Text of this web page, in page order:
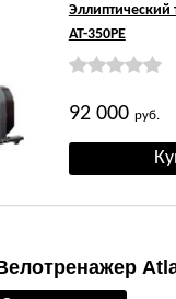
AT-350PE
92 000 руб.